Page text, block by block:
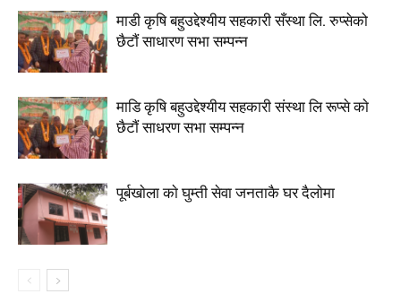
माडी कृषि बहुउद्देश्यीय सहकारी सँस्था लि. रुप्सेको
छैटाैं साधारण सभा सम्पन्न
माडि कृषि बहुउद्देश्यीय सहकारी संस्था लि रूप्से काे
छैटाैं साधरण सभा सम्पन्न
पूर्बखाेला काे घुम्ती सेवा जनताकै घर दैलाेमा